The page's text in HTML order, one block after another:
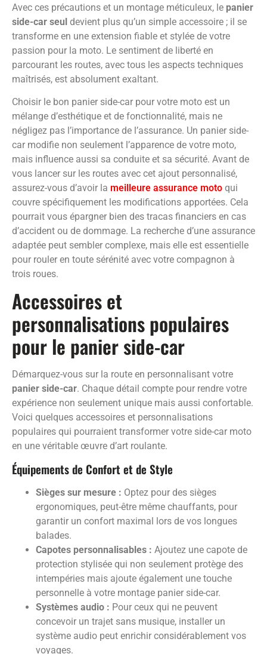
Avec ces précautions et un montage méticuleux, le panier
side-car seul devient plus qu’un simple accessoire ; il se
transforme en une extension fiable et stylée de votre
passion pour la moto. Le sentiment de liberté en
parcourant les routes, avec tous les aspects techniques
maîtrisés, est absolument exaltant.
Choisir le bon panier side-car pour votre moto est un
mélange d’esthétique et de fonctionnalité, mais ne
négligez pas l’importance de l’assurance. Un panier side-
car modifie non seulement l’apparence de votre moto,
mais influence aussi sa conduite et sa sécurité. Avant de
vous lancer sur les routes avec cet ajout personnalisé,
assurez-vous d’avoir la meilleure assurance moto qui
couvre spécifiquement les modifications apportées. Cela
pourrait vous épargner bien des tracas financiers en cas
d’accident ou de dommage. La recherche d’une assurance
adaptée peut sembler complexe, mais elle est essentielle
pour rouler en toute sérénité avec votre compagnon à
trois roues.
Accessoires et
personnalisations populaires
pour le panier side-car
Démarquez-vous sur la route en personnalisant votre
panier side-car. Chaque détail compte pour rendre votre
expérience non seulement unique mais aussi confortable.
Voici quelques accessoires et personnalisations
populaires qui pourraient transformer votre side-car moto
en une véritable œuvre d’art roulante.
Équipements de Confort et de Style
Sièges sur mesure : Optez pour des sièges
ergonomiques, peut-être même chauffants, pour
garantir un confort maximal lors de vos longues
balades.
Capotes personnalisables : Ajoutez une capote de
protection stylisée qui non seulement protège des
intempéries mais ajoute également une touche
personnelle à votre montage panier side-car.
Systèmes audio : Pour ceux qui ne peuvent
concevoir un trajet sans musique, installer un
système audio peut enrichir considérablement vos
voyages.